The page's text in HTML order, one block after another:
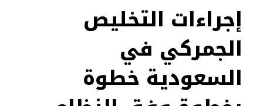
إجراءات التخليص
الجمركي في
السعودية خطوة